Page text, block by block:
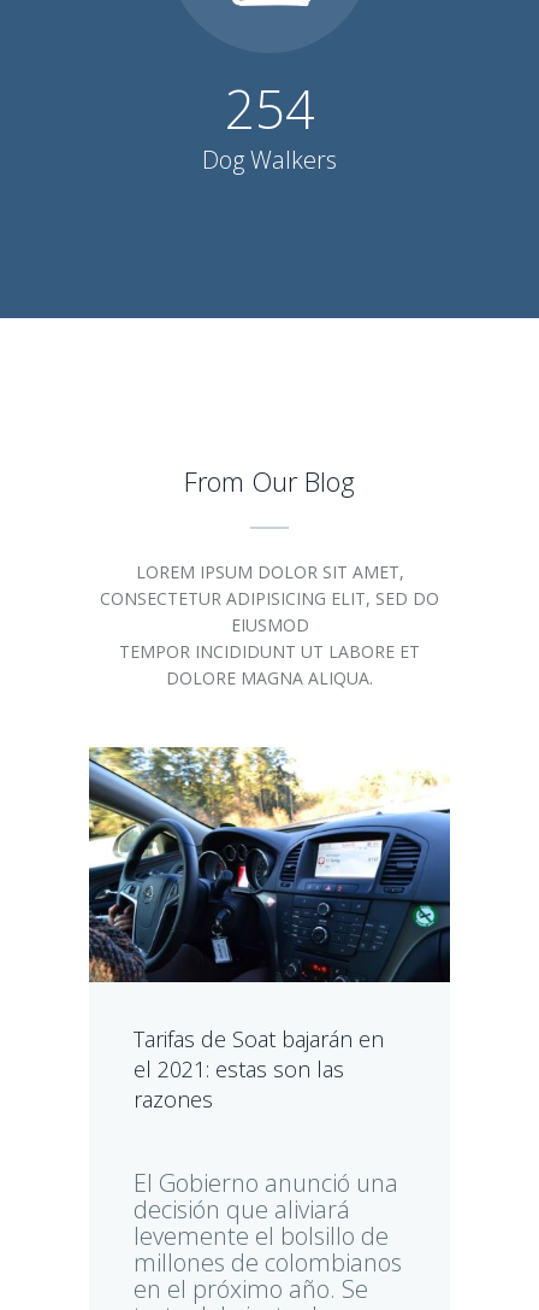
254
Dog Walkers
From Our Blog
LOREM IPSUM DOLOR SIT AMET,
CONSECTETUR ADIPISICING ELIT, SED DO
EIUSMOD
TEMPOR INCIDIDUNT UT LABORE ET
DOLORE MAGNA ALIQUA.
Tarifas de Soat bajarán en
el 2021: estas son las
razones
El Gobierno anunció una
decisión que aliviará
levemente el bolsillo de
millones de colombianos
en el próximo año. Se